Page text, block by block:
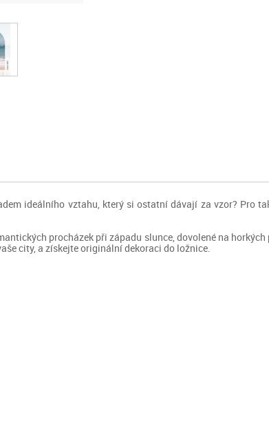
ideálního vztahu, který si ostatní dávají za vzor? Pro
procházek při západu slunce, dovolené na
city, a získejte originální dekoraci do ložnice.